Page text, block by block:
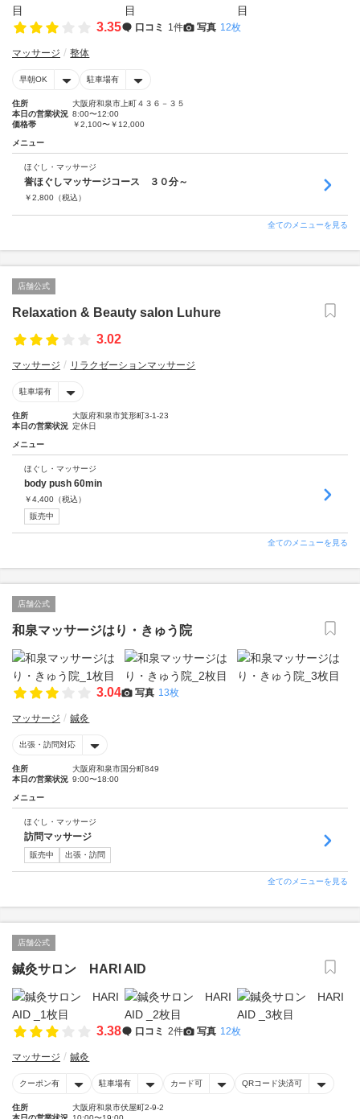
3.35 口コミ 1件 写真 12枚
マッサージ 整体
早朝OK 駐車場有
住所
大阪府和泉市上町４３６－３５
本日の営業状況 8:00〜12:00
価格帯
￥2,100〜￥12,000
メニュー
ほぐし・マッサージ
誉ほぐしマッサージコース ３０分～
￥2,800 （税込）
全てのメニューを見る
店舗公式
Relaxation & Beauty salon Luhure
3.02
マッサージ リラクゼーションマッサージ
駐車場有
住所
大阪府和泉市箕形町3-1-23
本日の営業状況 定休日
メニュー
ほぐし・マッサージ
body push 60min
￥4,400 （税込）
販売中
全てのメニューを見る
店舗公式
和泉マッサージはり・きゅう院
3.04 写真 13枚
マッサージ 鍼灸
出張・訪問対応
住所
大阪府和泉市国分町849
本日の営業状況 9:00〜18:00
メニュー
ほぐし・マッサージ
訪問マッサージ
販売中 出張・訪問
全てのメニューを見る
店舗公式
鍼灸サロン HARI AID
3.38 口コミ 2件 写真 12枚
マッサージ 鍼灸
クーポン有 駐車場有 カード可 QRコード決済可
住所
大阪府和泉市伏屋町2-9-2